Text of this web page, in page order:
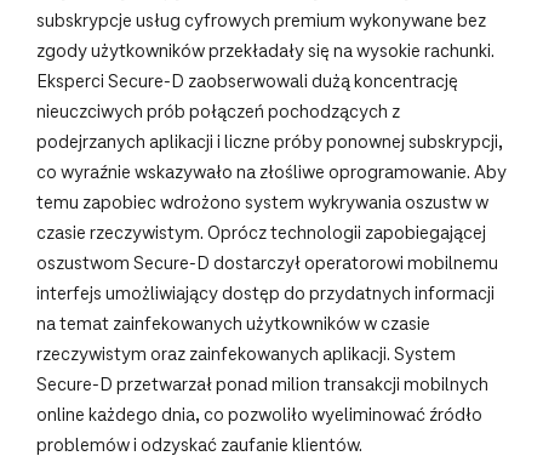
subskrypcje usług cyfrowych premium wykonywane bez
zgody użytkowników przekładały się na wysokie rachunki.
Eksperci Secure-D zaobserwowali dużą koncentrację
nieuczciwych prób połączeń pochodzących z
podejrzanych aplikacji i liczne próby ponownej subskrypcji,
co wyraźnie wskazywało na złośliwe oprogramowanie. Aby
temu zapobiec wdrożono system wykrywania oszustw w
czasie rzeczywistym. Oprócz technologii zapobiegającej
oszustwom Secure-D dostarczył operatorowi mobilnemu
interfejs umożliwiający dostęp do przydatnych informacji
na temat zainfekowanych użytkowników w czasie
rzeczywistym oraz zainfekowanych aplikacji. System
Secure-D przetwarzał ponad milion transakcji mobilnych
online każdego dnia, co pozwoliło wyeliminować źródło
problemów i odzyskać zaufanie klientów.